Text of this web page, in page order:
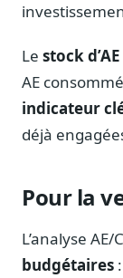
Le stock
AE
indicateur
déjà
Pour la
L’analyse AE/
budgétaires :